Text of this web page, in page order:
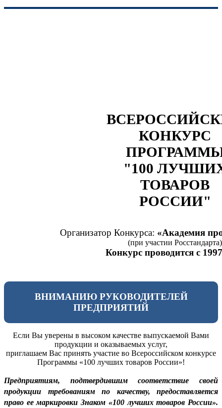
КОНКУРС
"100
ТОВАРОВ
РОССИИ"
Организатор Конкурса: «Академия
(при участии Росстандарта)
Конкурс проводится с
ВНИМАНИЮ РУКОВОДИТЕЛЕЙ
ПРЕДПРИЯТИЙ
Если Вы уверены в высоком качестве выпускаемой Вами
продукции и оказываемых услуг,
приглашаем Вас принять участие во Всероссийском конкурсе
Программы «100 лучших товаров России»!
Предприятиям, подтвердившим соответствие своей
продукции требованиям по качеству, предоставляется
право ее маркировки Знаком «100 лучших товаров России».